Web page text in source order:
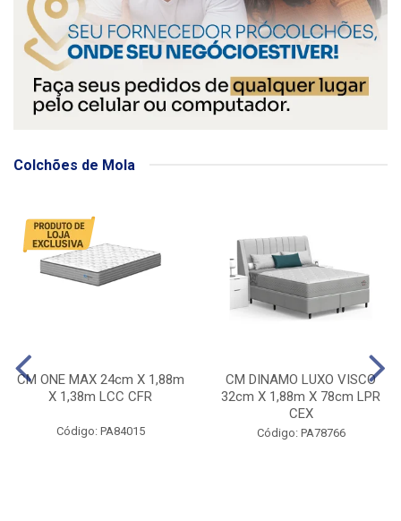
Colchões de Mola
CM ONE MAX 24cm X 1,88m
X 1,38m LCC CFR
Código: PA84015
CM DINAMO LUXO VISCO
32cm X 1,88m X 78cm LPR
CEX
Código: PA78766